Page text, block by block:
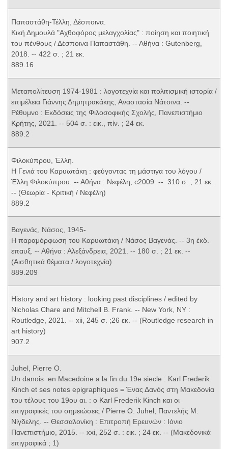
Παπαστάθη-Τέλλη, Δέσποινα.
Κική Δημουλά "Αχθοφόρος μελαγχολίας" : ποίηση και ποιητική
του πένθους / Δέσποινα Παπαστάθη. -- Αθήνα : Gutenberg,
2018. -- 422 σ. ; 21 εκ.
889.16
Μεταπολίτευση 1974-1981 : λογοτεχνία και πολιτισμική ιστορία /
επιμέλεια Γιάννης Δημητρακάκης, Αναστασία Νάτσινα. --
Ρέθυμνο : Εκδόσεις της Φιλοσοφικής Σχολής, Πανεπιστήμιο
Κρήτης, 2021. -- 504 σ. : εικ., πίν. ; 24 εκ.
889.2
Φιλοκύπρου, Έλλη.
Η Γενιά του Καρυωτάκη : φεύγοντας τη μάστιγα του λόγου /
Έλλη Φιλοκύπρου. -- Αθήνα : Νεφέλη, c2009. -- 310 σ. ; 21 εκ.
-- (Θεωρία - Κριτική / Νεφέλη)
889.2
Βαγενάς, Νάσος, 1945-
Η παραμόρφωση του Καρυωτάκη / Νάσος Βαγενάς. -- 3η έκδ.
επαυξ. -- Αθήνα : Αλεξάνδρεια, 2021. -- 180 σ. ; 21 εκ. --
(Αισθητικά θέματα / λογοτεχνία)
889.209
History and art history : looking past disciplines / edited by
Nicholas Chare and Mitchell B. Frank. -- New York, NY :
Routledge, 2021. -- xii, 245 σ. ;26 εκ. -- (Routledge research in
art history)
907.2
Juhel, Pierre O.
Un danois en Macedoine a la fin du 19e siecle : Karl Frederik
Kinch et ses notes epigraphiques = Ένας Δανός στη Μακεδονία
του τέλους του 19ου αι. : ο Karl Frederik Kinch και οι
επιγραφικές του σημειώσεις / Pierre O. Juhel, Παντελής Μ.
Νίγδελης. -- Θεσσαλονίκη : Επιτροπή Ερευνών : Ιόνιο
Πανεπιστήμιο, 2015. -- xxi, 252 σ. : εικ. ; 24 εκ. -- (Μακεδονικά
επιγραφικά ; 1)